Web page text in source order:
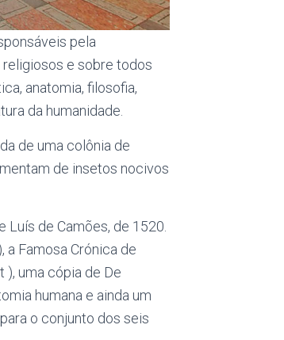
​​pela
e sobre todos
anatomia, filosofia,
da humanidade.
de uma colônia de
de insetos nocivos
de Camões, de 1520.
Famosa Crónica de
), uma cópia de De
humana e ainda um
o conjunto dos seis